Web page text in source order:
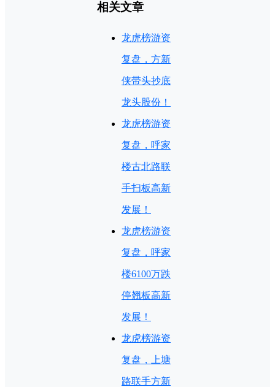
相关文章
龙虎榜游资
复盘，方新
侠带头抄底
龙头股份！
龙虎榜游资
复盘，呼家
楼古北路联
手扫板高新
发展！
龙虎榜游资
复盘，呼家
楼6100万跌
停翘板高新
发展！
龙虎榜游资
复盘，上塘
路联手方新